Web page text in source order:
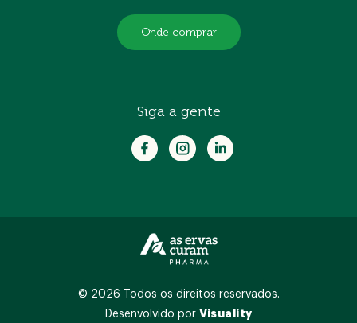
Onde comprar
Siga a gente
© 2026 Todos os direitos reservados.
Desenvolvido por Visuality